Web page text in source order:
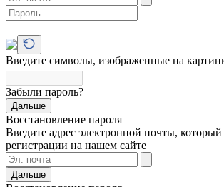
Введите символы, изображенные на
Забыли пароль?
Дальше
Восстановление пароля
Введите адрес электронной почты,
регистрации на нашем сайте
Дальше